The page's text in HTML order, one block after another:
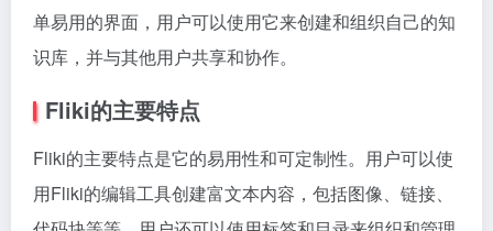
单易用的界面，用户可以使用它来创建和组织自己的知
识库，并与其他用户共享和协作。
Fliki的主要特点
Fliki的主要特点是它的易用性和可定制性。用户可以使
用Fliki的编辑工具创建富文本内容，包括图像、链接、